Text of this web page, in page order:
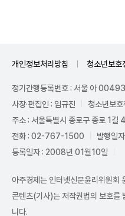
개인정보처리방침 청소년보호
정기간행등록번호 : 서울 아 00493
사장·편집인 : 임규진
청소년보
주소 : 서울특별시 종로구 종로 1
전화 : 02-767-1500
발행일
등록일자 : 2008년 01월10일
아주경제는 인터넷신문윤리위원회
콘텐츠(기사)는 저작권법의 보호를
니다.